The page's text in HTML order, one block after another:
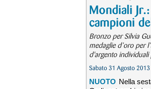
Mondiali
campioni
Bronzo per Silvia
medaglie d’oro per
d'argento individuali
Sabato 31 Agosto 2013
NUOTO Nella